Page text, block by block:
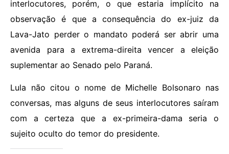
interlocutores, porém, o que estaria implícito na
observação é que a consequência do ex-juiz da
Lava-Jato perder o mandato poderá ser abrir uma
avenida para a extrema-direita vencer a eleição
suplementar ao Senado pelo Paraná.
Lula não citou o nome de Michelle Bolsonaro nas
conversas, mas alguns de seus interlocutores saíram
com a certeza que a ex-primeira-dama seria o
sujeito oculto do temor do presidente.